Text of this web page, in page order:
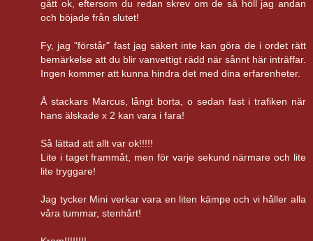
gått ok, eftersom du redan skrev om de så höll jag andan
och böjade från slutet!
Fy, jag "förstår" fast jag säkert inte kan göra de i ordet rätt
bemärkelse att du blir vanvettigt rädd när sånnt här inträffar.
Ingen kommer att kunna hindra det med dina erfarenheter.
Å stackars Marcus, långt borta, o sedan fast i trafiken när
hans älskade x 2 kan vara i fara!
Så lättad att allt var ok!!!!!
Lite i taget frammåt, men för varje sekund närmare och lite
lite tryggare!
Jag tycker Mini verkar vara en liten kämpe och vi håller alla
våra tummar, stenhårt!